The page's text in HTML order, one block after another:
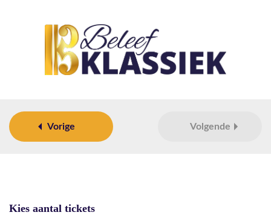
Vorige Volgende
Kies aantal tickets